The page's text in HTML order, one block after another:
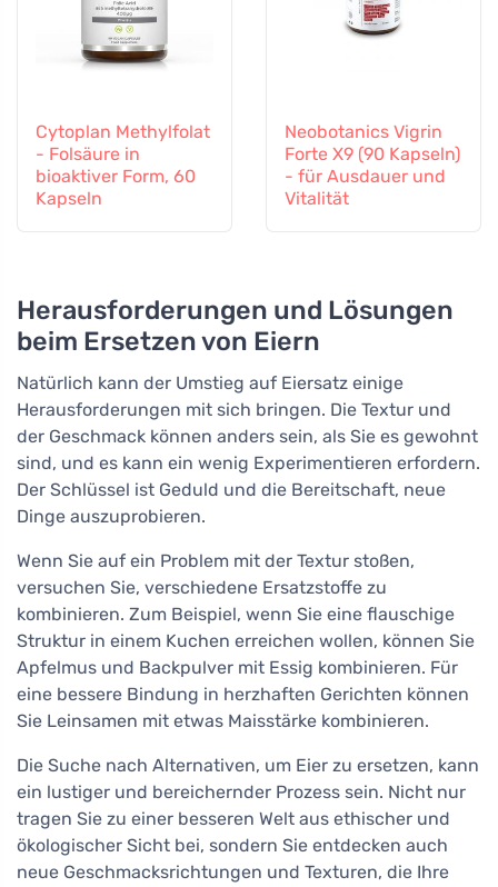
Cytoplan Methylfolat
- Folsäure in
bioaktiver Form, 60
Kapseln
Neobotanics Vigrin
Forte X9 (90 Kapseln)
- für Ausdauer und
Vitalität
Herausforderungen und Lösungen
beim Ersetzen von Eiern
Natürlich kann der Umstieg auf Eiersatz einige
Herausforderungen mit sich bringen. Die Textur und
der Geschmack können anders sein, als Sie es gewohnt
sind, und es kann ein wenig Experimentieren erfordern.
Der Schlüssel ist Geduld und die Bereitschaft, neue
Dinge auszuprobieren.
Wenn Sie auf ein Problem mit der Textur stoßen,
versuchen Sie, verschiedene Ersatzstoffe zu
kombinieren. Zum Beispiel, wenn Sie eine flauschige
Struktur in einem Kuchen erreichen wollen, können Sie
Apfelmus und Backpulver mit Essig kombinieren. Für
eine bessere Bindung in herzhaften Gerichten können
Sie Leinsamen mit etwas Maisstärke kombinieren.
Die Suche nach Alternativen, um Eier zu ersetzen, kann
ein lustiger und bereichernder Prozess sein. Nicht nur
tragen Sie zu einer besseren Welt aus ethischer und
ökologischer Sicht bei, sondern Sie entdecken auch
neue Geschmacksrichtungen und Texturen, die Ihre